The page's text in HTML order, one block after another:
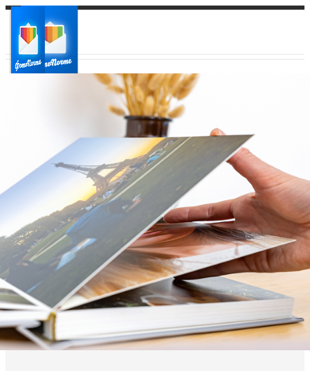
Ваш регион доставки
Выберите из списка: